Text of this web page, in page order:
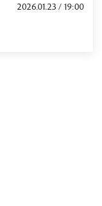
2026.01.23 / 19:00